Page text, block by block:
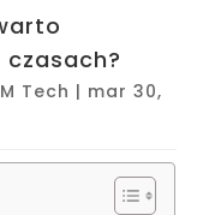
czasach?
Tech | mar 30,